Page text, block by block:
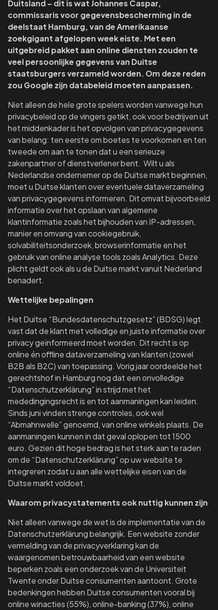
Duitsland – dit is wat Johannes Caspar,
commissaris voor gegevensbescherming in de
deelstaat Hamburg, van de Amerikaanse
zoekgigant afgelopen week eiste. Met een
uitgebreid pakket aan online diensten zouden te
veel persoonlijke gegevens van Duitse
staatsburgers verzameld worden. Om deze reden
zou Google zijn databeleid moeten aanpassen.
Niet alleen de hele grote spelers worden vanwege hun
privacybeleid op de vingers getikt, ook voor bedrijven uit
het middenkader is het opvolgen van privacygegevens
van belang: ten eerste om boetes te voorkomen en ten
tweede om aan te tonen dat u een serieuze
zakenpartner of dienstverlener bent. Wilt u als
Nederlandse ondernemer op de Duitse markt beginnen,
moet u Duitse klanten over eventuele dataverzameling
van privacygegevens informeren. Dit omvat bijvoorbeeld
informatie over het opslaan van algemene
klantinformatie zoals het bijhouden van IP-adressen,
manier en omvang van cookiegebruik,
solvabiliteitsonderzoek, browserinformatie en het
gebruik van online analyse tools zoals Analytics. Deze
plicht geldt ook als u de Duitse markt vanuit Nederland
benadert.
Wettelijke bepalingen
Het Duitse “Bundesdatenschutzgesetz” (BDSG) legt
vast dat de klant met volledige en juiste informatie over
privacy geïnformeerd moet worden. Dit recht is op
online én offline dataverzameling van klanten (zowel
B2B als B2C) van toepassing. Vorig jaar oordeelde het
gerechtshof in Hamburg nog dat een onvolledige
“Datenschutzerklärung” in strijd met het
mededingingsrecht is en tot aanmaningen kan leiden.
Sinds juni vinden strenge controles, ook wel
“Abmahnwelle” genoemd, van online winkels plaats. De
aanmaningen kunnen in dat geval oplopen tot 1500
euro. Gezien dit hoge bedrag is het sterk aan te raden
om de “Datenschutzerklärung” op uw website te
integreren zodat u aan alle wettelijke eisen van de
Duitse markt voldoet.
Waarom privacystatements ook nuttig kunnen zijn
Niet alleen vanwege de wet is de implementatie van de
Datenschutzerklärung belangrijk. Een website zonder
vermelding van de privacyverklaring kan de
waargenomen betrouwbaarheid van een website
beperken zoals een onderzoek van de Universiteit
Twente onder Duitse consumenten aantoont. Grote
bedenkingen hebben Duitse consumenten vooral bij
online winacties (55%), online-banking (37%), online